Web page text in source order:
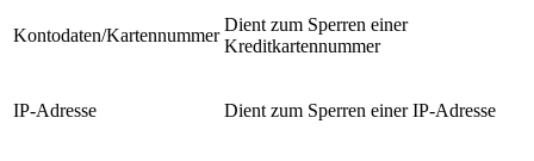
Kontodaten/Kartennummer
Dient zum Sperren einer
Kreditkartennummer
IP-Adresse Dient zum Sperren einer IP-Adresse